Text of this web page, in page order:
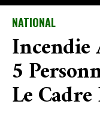
NATIONAL
Incendie
5
Le Cadre